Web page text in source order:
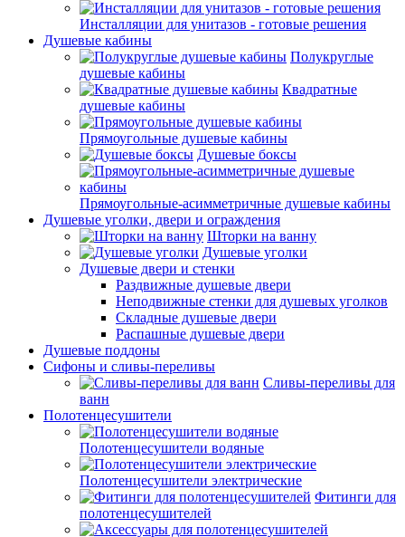
Инсталляции для унитазов - готовые решения
Душевые кабины
Полукруглые
душевые кабины
Квадратные
душевые кабины
Прямоугольные душевые кабины
Душевые боксы
Прямоугольные-асимметричные душевые кабины
Душевые уголки, двери и ограждения
Шторки на ванну
Душевые уголки
Душевые двери и стенки
Раздвижные душевые двери
Неподвижные стенки для душевых уголков
Складные душевые двери
Распашные душевые двери
Душевые поддоны
Сифоны и сливы-переливы
Сливы-переливы для
ванн
Полотенцесушители
Полотенцесушители водяные
Полотенцесушители электрические
Фитинги для
полотенцесушителей